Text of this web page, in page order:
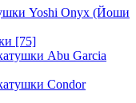
Yoshi Onyx (Йоши
[75]
Abu Garcia
Condor